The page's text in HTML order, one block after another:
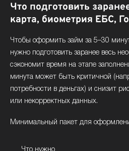
Что подготовить
карта, биометрия ЕБС,
Чтобы оформить займ за 5–30
нужно подготовить заранее весь
сэкономит время на этапе
минута может быть критичной
потребности в деньгах) и снизит
или некорректных данных.
Минимальный пакет для